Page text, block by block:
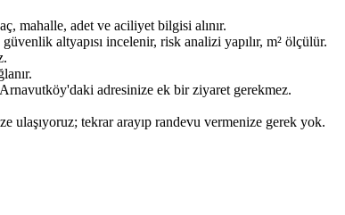
mahalle, adet ve aciliyet bilgisi alınır.
altyapısı incelenir, risk analizi yapılır, m² ölçülür.
adresinize ek bir ziyaret gerekmez.
ulaşıyoruz; tekrar arayıp randevu vermenize gerek yok.